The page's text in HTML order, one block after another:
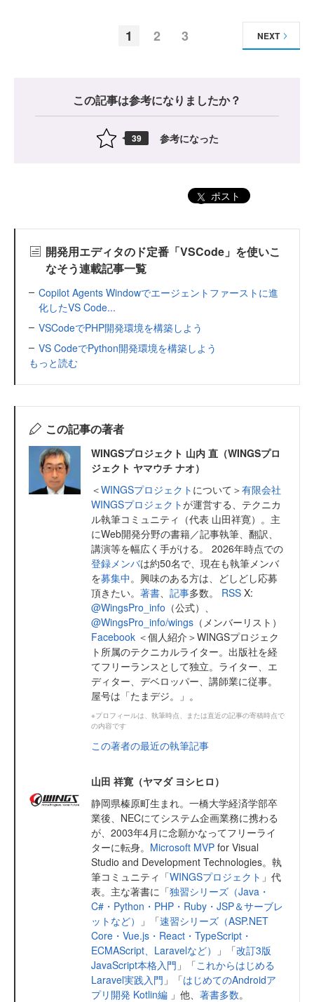
1 2 3 NEXT
この記事は参考になりましたか？
39 参考になった
ポスト
開発用エディタのド定番「VSCode」を使いこ
なそう連載記事一覧
Copilot Agents Windowでエージェントファーストに進
化したVS Code...
VSCodeでPHP開発環境を構築しよう
VS CodeでPython開発環境を構築しよう
もっと読む
この記事の著者
WINGSプロジェクト 山内 直（WINGSプロ
ジェクト ヤマウチ ナオ）
＜WINGSプロジェクト について＞有限会社
WINGSプロジェクトが運営する、テクニカ
ル執筆コミュニティ（代表 山田祥寛）。主
にWeb開発分野の書籍／記事執筆、翻訳、
講演等を幅広く手がける。 2026年時点での
登録メンバは約50名で、現在も執筆メンバ
を募集中。興味のある方は、どしどし応募
頂きたい。 著書 記事多数。 RSS X:
@WingsPro_info （公式）、
@WingsPro_info/wings （メンバーリスト）
Facebook ＜個人紹介＞WINGSプロジェク
ト所属のテクニカルライター。出版社を経
てフリーランスとして独立。ライター、エ
ディター、デベロッパー、講師業に従事。
屋号は「たまデジ。」。
※プロフィールは、執筆時点、または直近の記事の寄稿時点で
の内容です
この著者の最近の執筆記事
山田 祥寛（ヤマダ ヨシヒロ）
静岡県榛原町生まれ。一橋大学経済学部卒
業後、NECにてシステム企画業務に携わる
が、2003年4月に念願かなってフリーライ
ターに転身。 Microsoft MVP for Visual
Studio and Development Technologies。執
筆コミュニティ「WINGSプロジェクト 」代
表。主な著書に「独習シリーズ（Java・
C#・Python・PHP・Ruby・JSP＆サーブレ
ットなど）
」「速習シリーズ（ASP.NET
Core・Vue.js・React・TypeScript・
ECMAScript、Laravelなど）
」「改訂3版
JavaScript本格入門 」「これからはじめる
Laravel実践入門 」「はじめてのAndroidア
プリ開発 Kotlin編 」他、 著書多数。